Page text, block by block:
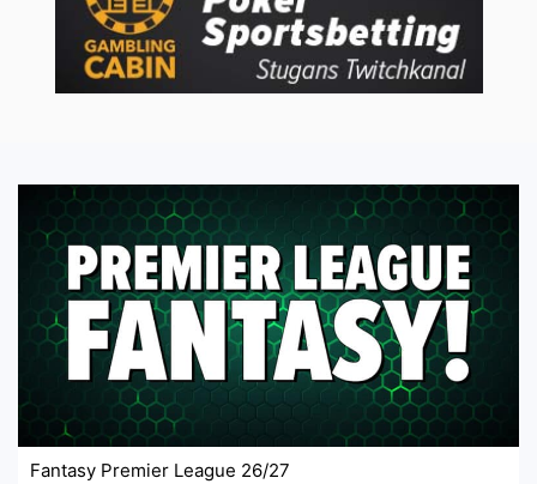
Fantasy Premier League 26/27